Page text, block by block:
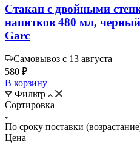
Стакан с двойными
напитков 480 мл,
Garc
Самовывоз с 13 августа
580 ₽
В корзину
Фильтр
Сортировка
По сроку поставки
Цена